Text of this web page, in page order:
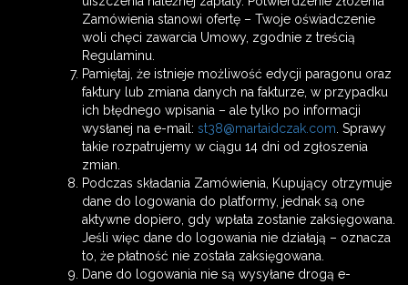
Zamówienia stanowi ofertę – Twoje oświadczenie
woli chęci zawarcia Umowy, zgodnie z treścią
Regulaminu.
Pamiętaj, że istnieje możliwość edycji paragonu oraz
faktury lub zmiana danych na fakturze, w przypadku
ich błędnego wpisania – ale tylko po informacji
wysłanej na e-mail: st38@martaidczak.com. Sprawy
takie rozpatrujemy w ciągu 14 dni od zgłoszenia
zmian.
Podczas składania Zamówienia, Kupujący otrzymuje
dane do logowania do platformy, jednak są one
aktywne dopiero, gdy wpłata zostanie zaksięgowana.
Jeśli więc dane do logowania nie działają – oznacza
to, że płatność nie została zaksięgowana.
Dane do logowania nie są wysyłane drogą e-